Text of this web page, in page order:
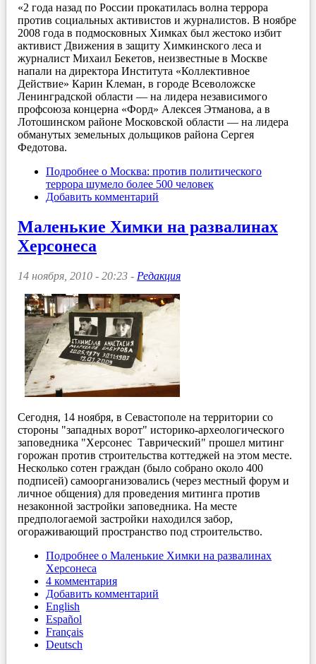
«2 года назад по России прокатилась волна террора
против социальных активистов и журналистов. В ноябре
2008 года в подмосковных Химках был жестоко избит
активист Движения в защиту Химкинского леса и
журналист Михаил Бекетов, неизвестные в Москве
напали на директора Института «Коллективное
Действие» Карин Клеман, в городе Всеволожске
Ленинградской области — на лидера независимого
профсоюза концерна «Форд» Алексея Этманова, а в
Лотошинском районе Московской области — на лидера
обманутых земельных дольщиков района Сергея
Федотова.
Подробнее о Москва: против политического
террора шумело более 500 человек
Добавить комментарий
Маленькие Химки на развалинах
Херсонеса
14 ноября, 2010 - 20:23 - Редакция
Сегодня, 14 ноября, в Севастополе на территории со
стороны "западных ворот" историко-археологического
заповедника "Херсонес Таврический" прошел митинг
горожан против строительства коттеджей на этом месте.
Несколько сотен граждан (было собрано около 400
подписей) самоорганизовались (через местный форум и
личное общения) для проведения митинга против
незаконной застройки заповедника. На месте
предпологаемой застройки находился забор,
огораживающий пространство под строительство.
Подробнее о Маленькие Химки на развалинах
Херсонеса
4 комментария
Добавить комментарий
English
Español
Français
Deutsch